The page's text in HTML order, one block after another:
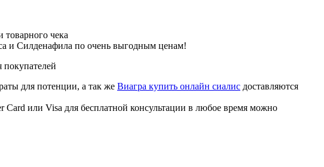
чека
и Силденафила по очень выгодным ценам!
для потенции, а так же Виагра купить онлайн сиалис доставляются
или Visa для бесплатной консультации в любое время можно